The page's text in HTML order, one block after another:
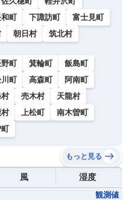
町 下諏訪町
富士見町
朝日村 筑北村
野町 箕輪町
飯島町
町 高森町
阿南町
売木村
天龍村
上松町
南木曽町
もっと見る
風 湿度
観測値